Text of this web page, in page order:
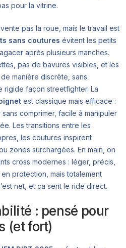
pour la vitrine.
pas la roue, mais le travail est
sans coutures évitent les petits
après plusieurs manches.
pas de bavures visibles, et les
manière discrète, sans
rigide façon streetfighter. La
est classique mais efficace :
comprimer, facile à manipuler
Les transitions entre les
les coutures inspirent
zones surchargées. En main, on
cross modernes : léger, précis,
protection, mais totalement
net, et ça sent le ride direct.
: pensé pour
(et fort)